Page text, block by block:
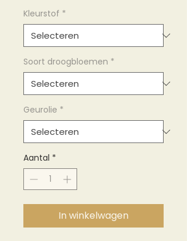
Kleurstof *
Soort droogbloemen *
Geurolie *
Aantal *
In winkelwagen